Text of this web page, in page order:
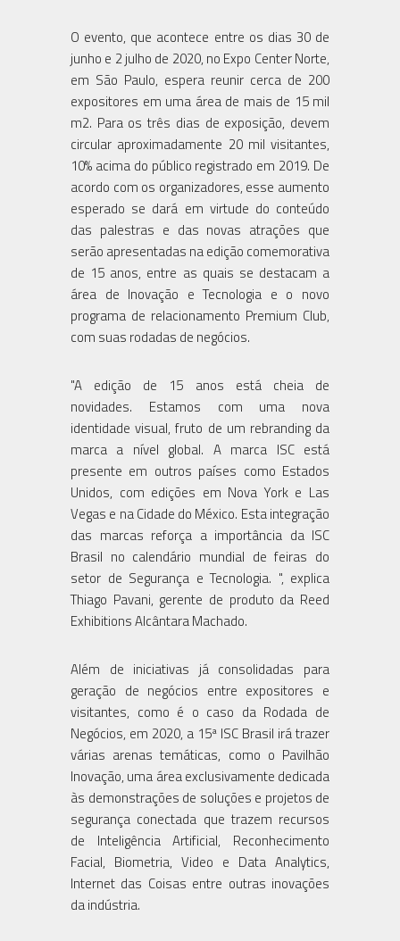
O evento, que acontece entre os dias 30 de
junho e 2 julho de 2020, no Expo Center Norte,
em São Paulo, espera reunir cerca de 200
expositores em uma área de mais de 15 mil
m2. Para os três dias de exposição, devem
circular aproximadamente 20 mil visitantes,
10% acima do público registrado em 2019. De
acordo com os organizadores, esse aumento
esperado se dará em virtude do conteúdo
das palestras e das novas atrações que
serão apresentadas na edição comemorativa
de 15 anos, entre as quais se destacam a
área de Inovação e Tecnologia e o novo
programa de relacionamento Premium Club,
com suas rodadas de negócios.
"A edição de 15 anos está cheia de
novidades. Estamos com uma nova
identidade visual, fruto de um rebranding da
marca a nível global. A marca ISC está
presente em outros países como Estados
Unidos, com edições em Nova York e Las
Vegas e na Cidade do México. Esta integração
das marcas reforça a importância da ISC
Brasil no calendário mundial de feiras do
setor de Segurança e Tecnologia. ", explica
Thiago Pavani, gerente de produto da Reed
Exhibitions Alcântara Machado.
Além de iniciativas já consolidadas para
geração de negócios entre expositores e
visitantes, como é o caso da Rodada de
Negócios, em 2020, a 15ª ISC Brasil irá trazer
várias arenas temáticas, como o Pavilhão
Inovação, uma área exclusivamente dedicada
às demonstrações de soluções e projetos de
segurança conectada que trazem recursos
de Inteligência Artificial, Reconhecimento
Facial, Biometria, Video e Data Analytics,
Internet das Coisas entre outras inovações
da indústria.